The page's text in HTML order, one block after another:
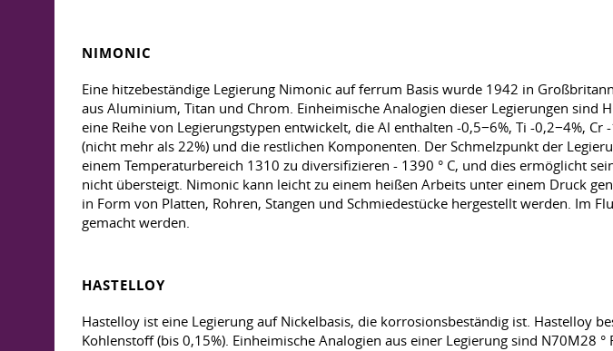
NIMONIC
Eine hitzebeständige Legierung Nimonic auf ferrum Basis wurde 1942 in
aus Aluminium, Titan und Chrom. Einheimische Analogien dieser Legierungen sind
eine Reihe von Legierungstypen entwickelt, die Al enthalten -0,5−6%, Ti -0,2−4%,
(nicht mehr als 22%) und die restlichen Komponenten. Der Schmelzpunkt der
einem Temperaturbereich 1310 zu diversifizieren - 1390 ° C, und dies ermöglicht
nicht übersteigt. Nimonic kann leicht zu einem heißen Arbeits unter einem Druck
in Form von Platten, Rohren, Stangen und Schmiedestücke hergestellt werden. Im
gemacht werden.
HASTELLOY
Hastelloy ist eine Legierung auf Nickelbasis, die korrosionsbeständig ist. Hastelloy
Kohlenstoff (bis 0,15%). Einheimische Analogien aus einer Legierung sind N70M28